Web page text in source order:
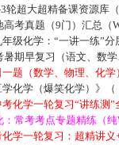
轮超大超精备课资源库
考真题（9门）汇总（
级化学：“一讲一练”分
暑期早复习（语文、数
题（数学、物理、化学
化学（爆笑化学）》（
化学一轮复习“讲练测”
：常考考点专题精练（
学一轮复习：超精讲义